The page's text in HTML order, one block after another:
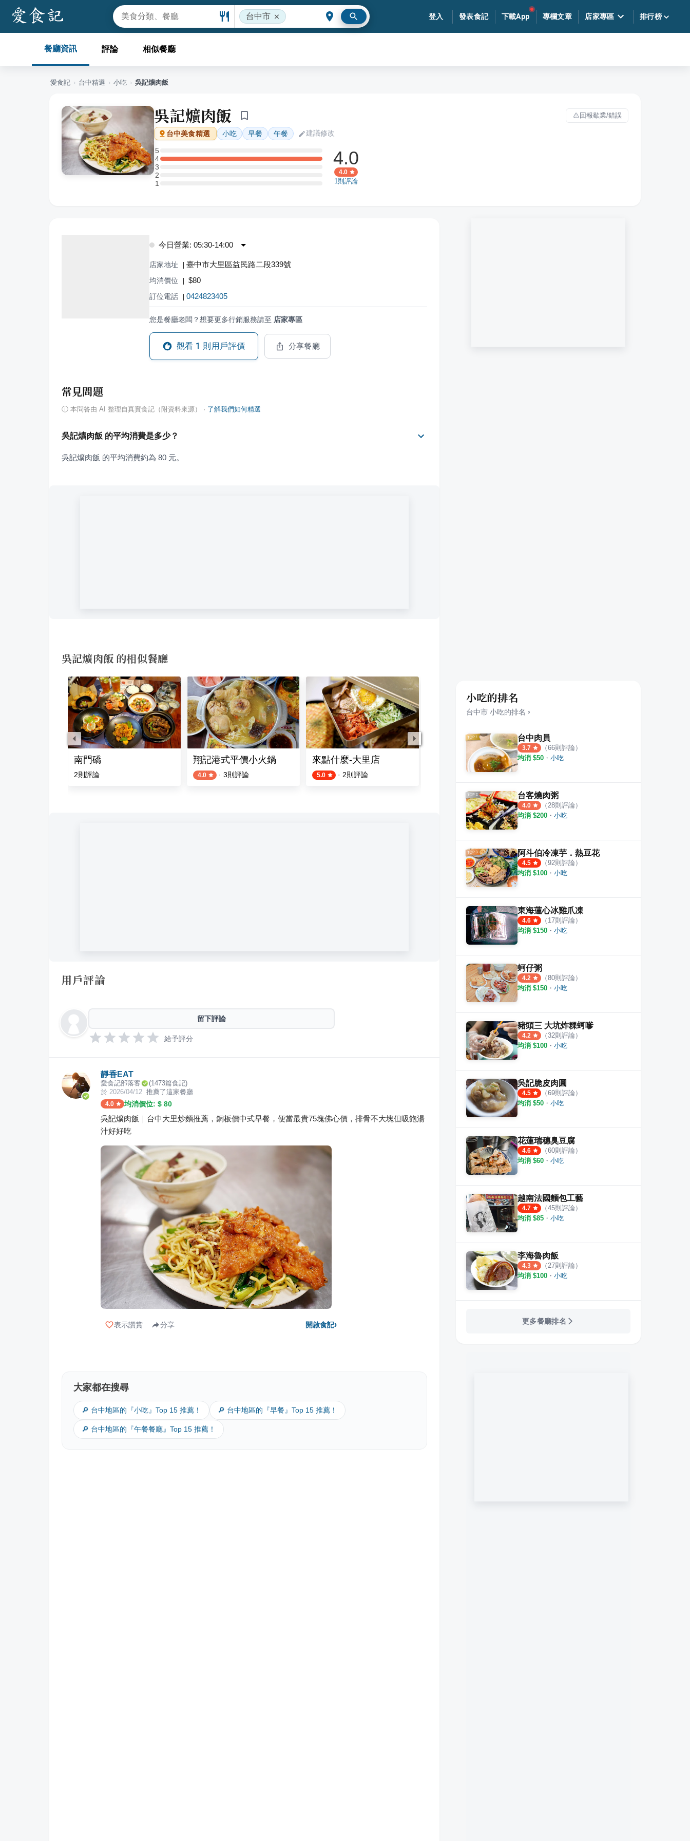
台中市 登入 發表食記 下載App 專欄文章 店家專區 排行榜
餐廳資訊 評論 相似餐廳
愛食記 › 台中精選 › 小吃 › 吳記爌肉飯
吳記爌肉飯 回報歇業/錯誤
台中美食精選 小吃 早餐 午餐 建議修改
5
5 星：0 則評論
4
4 星：1 則評論
3
3 星：0 則評論
2
2 星：0 則評論
11 星：0 則評論
4.0
4.0
1則評論
今日營業: 05:30-14:00
店家地址 | 臺中市大里區益民路二段339號
均消價位 | $80
訂位電話 | 0424823405
您是餐廳老闆？想要更多行銷服務請至 店家專區
觀看 1 則用戶評價 分享餐廳
常見問題
ⓘ 本問答由 AI 整理自真實食記（附資料來源） · 了解我們如何精選
吳記爌肉飯 的平均消費是多少？
吳記爌肉飯 的平均消費約為 80 元。
吳記爌肉飯 的相似餐廳
南門礄
2則評論
翔記港式平價小火鍋
4.0 · 3則評論
來點什麼-大里店
5.0 · 2則評論
築也日本料理
則評論
川手工大腸麵線
用戶評論
留下評論
給予評分
靜香EAT
愛食記部落客 (1473篇食記)
於 2026/04/12 推薦了這家餐廳
4.0 均消價位: $ 80
吳記爌肉飯｜台中大里炒麵推薦，銅板價中式早餐，便當最貴75塊佛心價，排骨不大塊但吸飽湯
汁好好吃
表示讚賞 分享 開啟食記›
大家都在搜尋
🔎 台中地區的『小吃』Top 15 推薦！ 🔎 台中地區的『早餐』Top 15 推薦！
🔎 台中地區的『午餐餐廳』Top 15 推薦！
小吃的排名
台中市 小吃的排名 ›
台中肉員
3.7 （66則評論）
均消 $50 ・ 小吃
台客燒肉粥
4.0 （ 28則評論）
均消 $200 ・ 小吃
阿斗伯冷凍芋．熱豆花
4.5 （92則評論）
均消 $100 ・ 小吃
東海蓮心冰雞爪凍
4.6 （ 17則評論）
均消 $150 ・ 小吃
蚵仔粥
4.2 （80則評論）
均消 $150 ・ 小吃
豬頭三 大坑炸粿蚵嗲
4.2 （32則評論）
均消 $100 ・ 小吃
吳記脆皮肉圓
4.5 （69則評論）
均消 $50 ・ 小吃
花蓮瑞穗臭豆腐
4.6 （60則評論）
均消 $60 ・ 小吃
越南法國麵包工藝
4.7 （45則評論）
均消 $85 ・ 小吃
李海魯肉飯
4.3 （ 27則評論）
均消 $100 ・ 小吃
更多餐廳排名